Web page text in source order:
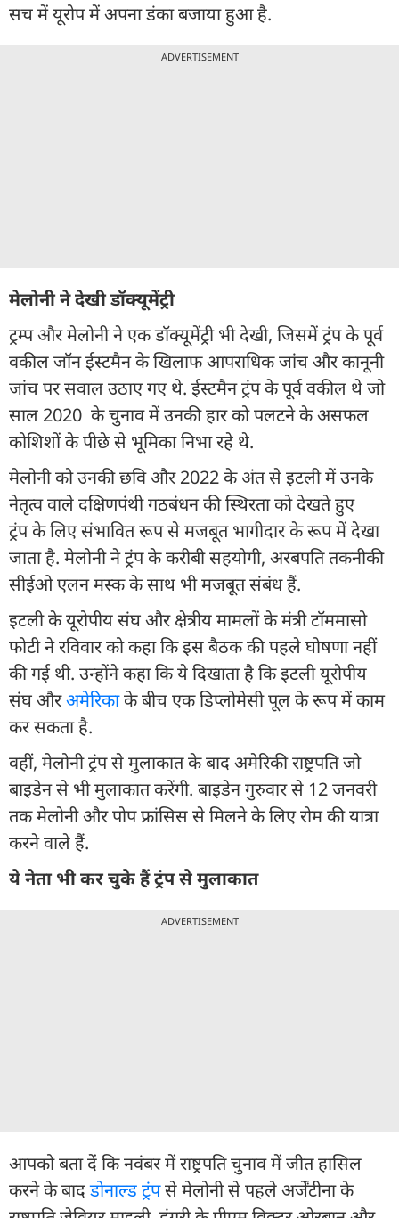
सच में यूरोप में अपना डंका बजाया हुआ है.
ADVERTISEMENT
मेलोनी ने देखी डॉक्यूमेंट्री
ट्रम्प और मेलोनी ने एक डॉक्यूमेंट्री भी देखी, जिसमें ट्रंप के पूर्व
वकील जॉन ईस्टमैन के खिलाफ आपराधिक जांच और कानूनी
जांच पर सवाल उठाए गए थे. ईस्टमैन ट्रंप के पूर्व वकील थे जो
साल 2020 के चुनाव में उनकी हार को पलटने के असफल
कोशिशों के पीछे से भूमिका निभा रहे थे.
मेलोनी को उनकी छवि और 2022 के अंत से इटली में उनके
नेतृत्व वाले दक्षिणपंथी गठबंधन की स्थिरता को देखते हुए
ट्रंप के लिए संभावित रूप से मजबूत भागीदार के रूप में देखा
जाता है. मेलोनी ने ट्रंप के करीबी सहयोगी, अरबपति तकनीकी
सीईओ एलन मस्क के साथ भी मजबूत संबंध हैं.
इटली के यूरोपीय संघ और क्षेत्रीय मामलों के मंत्री टॉममासो
फोटी ने रविवार को कहा कि इस बैठक की पहले घोषणा नहीं
की गई थी. उन्होंने कहा कि ये दिखाता है कि इटली यूरोपीय
संघ औरअमेरिकाके बीच एक डिप्लोमेसी पूल के रूप में काम
कर सकता है.
वहीं, मेलोनी ट्रंप से मुलाकात के बाद अमेरिकी राष्ट्रपति जो
बाइडेन से भी मुलाकात करेंगी. बाइडेन गुरुवार से 12 जनवरी
तक मेलोनी और पोप फ्रांसिस से मिलने के लिए रोम की यात्रा
करने वाले हैं.
ये नेता भी कर चुके हैं ट्रंप से मुलाकात
ADVERTISEMENT
आपको बता दें कि नवंबर में राष्ट्रपति चुनाव में जीत हासिल
करने के बादडोनाल्ड ट्रंपसे मेलोनी से पहले अर्जेंटीना के